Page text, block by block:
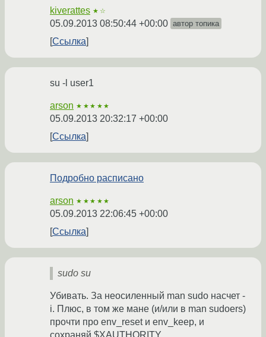
kiverattes ★☆
05.09.2013 08:50:44 +00:00 автор топика
Ссылка
su -l user1
arson ★★★★★
05.09.2013 20:32:17 +00:00
Ссылка
Подробно расписано
arson ★★★★★
05.09.2013 22:06:45 +00:00
Ссылка
sudo su
Убивать. За неосиленный man sudo насчет -
i. Плюс, в том же мане (и/или в man sudoers)
прочти про env_reset и env_keep, и